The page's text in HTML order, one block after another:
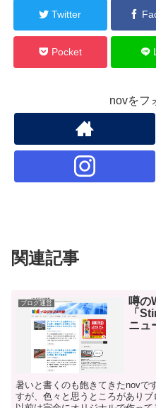
Twitter
Pocket
novをフ
関連記事
ブログ運営
噂の
「
ニュ
暑いと書くのも飽きてきたnovで
すが、色々と思うところがありブ